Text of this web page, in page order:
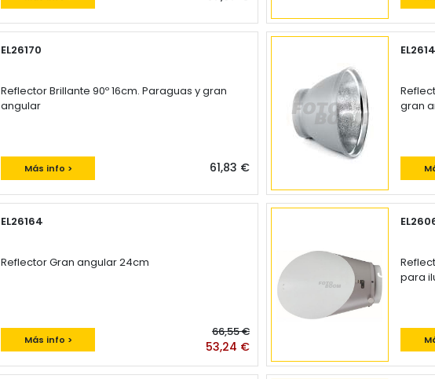
EL26170
Reflector Brillante 90º 16cm. Paraguas y gran
angular
Más info > 61,83 €
gran
EL26164
Reflector Gran angular 24cm
Más info >
66,55 €
53,24 €
para